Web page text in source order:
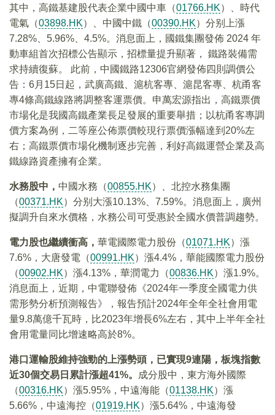
其中，高鐵基建股代表企業中國中車（01766.HK）、時代
電氣（03898.HK）、中國中鐵（00390.HK）分别上漲
7.28%、5.96%、4.5%。消息面上，國鐵集團發佈 2024 年
動車組首次招標公告顯示，招標量提升顯著， 鐵路裝備需
求持續復蘇。 此前，中國鐵路12306官網發佈四則調價公
告：6月15日起，武廣高鐵、滬杭客專、滬昆客專、杭甬客
專4條高鐵線路將調整客運票價。申萬宏源指出，高鐵票價
市場化是我國高鐵產業長足發展的重要舉措；以杭甬客專調
價方案為例，二等座公佈票價較現行票價漲幅達到20%左
右；高鐵票價市場化機制逐步完善，利好高鐵運營企業及高
鐵線路資產擁有企業。
水務股中， 中國水務（00855.HK）、北控水務集團
（00371.HK）分别大漲10.13%、7.59%。消息面上，廣州
擬調升自來水價格，水務公司可受惠於全國水價普調趨勢。
電力股也繼續衝高， 華電國際電力股份（01071.HK）漲
7.6%，大唐發電（00991.HK）漲4.4%，華能國際電力股份
（00902.HK）漲4.13%，華潤電力（00836.HK）漲1.9%。
消息面上，近期，中電聯發佈《2024年一季度全國電力供
需形勢分析預測報告》，報告預計2024年全年全社會用電
量9.8萬億千瓦時，比2023年增長6%左右，其中上半年全社
會用電量同比增速略高於8%。
港口運輸股維持強勁的上漲勢頭，已實現9連陽，板塊指數
近30個交易日累計漲超41%。
成分股中，東方海外國際
（00316.HK）漲5.95%，中遠海能（01138.HK）漲
5.66%，中遠海控（01919.HK）漲5.64%，中遠海發